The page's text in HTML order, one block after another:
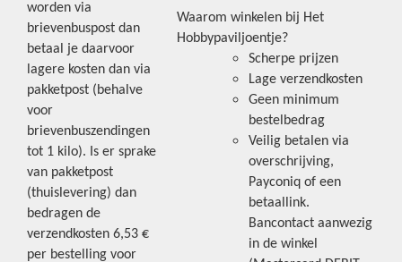
worden via
brievenbuspost dan
betaal je daarvoor
lagere kosten dan via
pakketpost (behalve
voor
brievenbuszendingen
tot 1 kilo). Is er sprake
van pakketpost
(thuislevering) dan
bedragen de
verzendkosten 6,53 €
per bestelling voor
Waarom winkelen bij Het
Hobbypaviljoentje?
Scherpe prijzen
Lage verzendkosten
Geen minimum
bestelbedrag
Veilig betalen via
overschrijving,
Payconiq of een
betaallink.
Bancontact aanwezig
in de winkel